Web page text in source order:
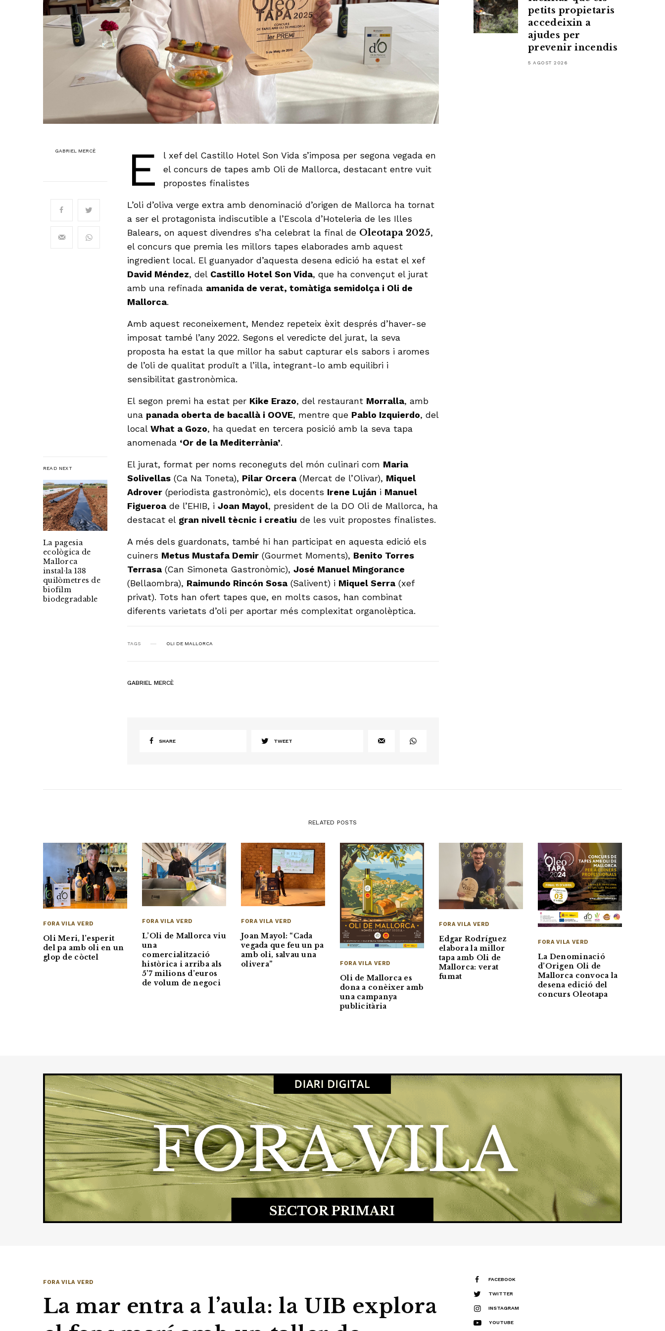
GABRIEL MERCÈ
READ NEXT
La pagesia
ecològica de
Mallorca
instal·la 138
quilòmetres de
biofilm
biodegradable
E
l xef del Castillo Hotel Son Vida s’imposa per segona vegada en
el concurs de tapes amb Oli de Mallorca, destacant entre vuit
propostes finalistes
L’oli d’oliva verge extra amb denominació d’origen de Mallorca ha tornat
a ser el protagonista indiscutible a l’Escola d’Hoteleria de les Illes
Balears, on aquest divendres s’ha celebrat la final de Oleotapa 2025,
el concurs que premia les millors tapes elaborades amb aquest
ingredient local. El guanyador d’aquesta desena edició ha estat el xef
David Méndez, del Castillo Hotel Son Vida, que ha convençut el jurat
amb una refinada amanida de verat, tomàtiga semidolça i Oli de
Mallorca.
Amb aquest reconeixement, Mendez repeteix èxit després d’haver-se
imposat també l’any 2022. Segons el veredicte del jurat, la seva
proposta ha estat la que millor ha sabut capturar els sabors i aromes
de l’oli de qualitat produït a l’illa, integrant-lo amb equilibri i
sensibilitat gastronòmica.
El segon premi ha estat per Kike Erazo, del restaurant Morralla, amb
una panada oberta de bacallà i OOVE, mentre que Pablo Izquierdo, del
localWhat a Gozo, ha quedat en tercera posició amb la seva tapa
anomenada ‘Or de la Mediterrània’.
El jurat, format per noms reconeguts del món culinari com Maria
Solivellas (Ca Na Toneta), Pilar Orcera (Mercat de l’Olivar), Miquel
Adrover (periodista gastronòmic), els docents Irene Luján i Manuel
Figueroa de l’EHIB, iJoan Mayol, president de la DO Oli de Mallorca, ha
destacat el gran nivell tècnic i creatiu de les vuit propostes finalistes.
A més dels guardonats, també hi han participat en aquesta edició els
cuiners Metus Mustafa Demir (Gourmet Moments), Benito Torres
Terrasa (Can Simoneta Gastronòmic),José Manuel Mingorance
(Bellaombra), Raimundo Rincón Sosa (Salivent) i Miquel Serra (xef
privat). Tots han ofert tapes que, en molts casos, han combinat
diferents varietats d’oli per aportar més complexitat organolèptica.
TAGS OLI DE MALLORCA
GABRIEL MERCÈ
SHARE TWEET
petits propietaris
accedeixin a
ajudes per
prevenir incendis
5 AGOST 2026
RELATED POSTS
FORA VILA VERD
Oli Meri, l’esperit
del pa amb oli en un
glop de còctel
FORA VILA VERD
L’Oli de Mallorca viu
una
comercialització
històrica i arriba als
5’7 milions d’euros
de volum de negoci
FORA VILA VERD
Joan Mayol: “Cada
vegada que feu un pa
amb oli, salvau una
olivera”
FORA VILA VERD
Oli de Mallorca es
dona a conèixer amb
una campanya
publicitària
FORA VILA VERD
Edgar Rodríguez
elabora la millor
tapa amb Oli de
Mallorca: verat
fumat
FORA VILA VERD
La Denominació
d’Origen Oli de
Mallorca convoca la
desena edició del
concurs Oleotapa
FORA VILA VERD
La mar entra a l’aula: la UIB explora
FACEBOOK
TWITTER
INSTAGRAM
YOUTUBE